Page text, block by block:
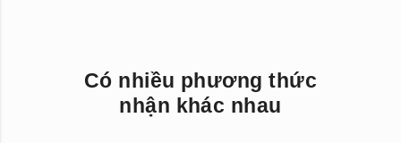
Có nhiều phương thức
nhận khác nhau